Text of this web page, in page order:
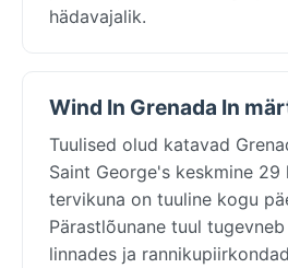
hädavajalik.
Wind In Grenada In
Tuulised olud katavad
Saint George's keskmine 29
tervikuna on tuuline kogu
Pärastlõunane tuul
linnades ja